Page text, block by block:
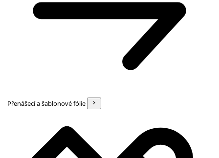
Přenášecí a šablonové fólie